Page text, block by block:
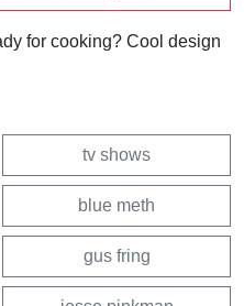
for cooking? Cool design
tv shows
blue meth
gus fring